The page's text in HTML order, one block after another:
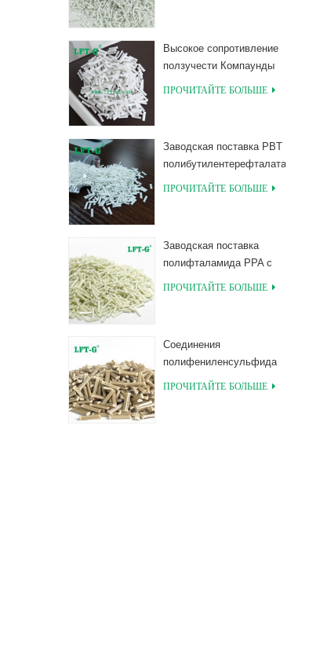
Высокое сопротивление
ползучести Компаунды
из длинного
ПРОЧИТАЙТЕ БОЛЬШЕ
Заводская поставка PBT
полибутилентерефталата
с длинными
ПРОЧИТАЙТЕ БОЛЬШЕ
Заводская поставка
полифталамида PPA с
длинными
ПРОЧИТАЙТЕ БОЛЬШЕ
Соединения
полифениленсульфида
PPS, армированные
ПРОЧИТАЙТЕ БОЛЬШЕ